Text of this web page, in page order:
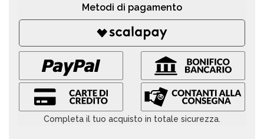
Metodi di pagamento
Completa il tuo acquisto in totale sicurezza.